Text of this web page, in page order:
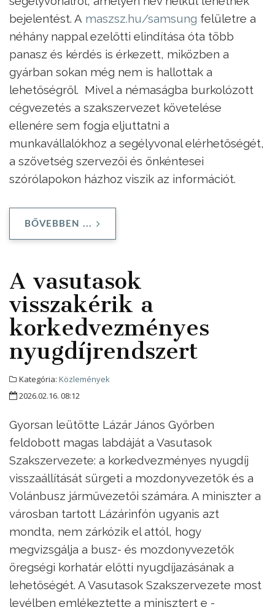
bejelentést. A maszsz.hu/samsung felületre a
néhány nappal ezelőtti elindítása óta több
panasz és kérdés is érkezett, miközben a
gyárban sokan még nem is hallottak a
lehetőségről. Mivel a némaságba burkolózott
cégvezetés a szakszervezet követelése
ellenére sem fogja eljuttatni a
munkavállalókhoz a segélyvonal elérhetőségét,
a szövetség szervezői és önkéntesei
szórólapokon házhoz viszik az információt.
BŐVEBBEN ...
A vasutasok
visszakérik a
korkedvezményes
nyugdíjrendszert
Kategória: Közlemények
2026.02.16. 08:12
Gyorsan leütötte Lázár János Győrben
feldobott magas labdáját a Vasutasok
Szakszervezete: a korkedvezményes nyugdíj
visszaállítását sürgeti a mozdonyvezetők és a
Volánbusz járművezetői számára. A miniszter a
városban tartott Lázárinfón ugyanis azt
mondta, nem zárkózik el attól, hogy
megvizsgálja a busz- és mozdonyvezetők
öregségi korhatár előtti nyugdíjazásának a
lehetőségét. A Vasutasok Szakszervezete most
levélben emlékeztette a minisztert e -